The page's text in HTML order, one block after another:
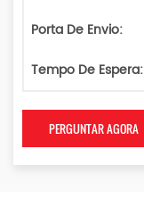
Porta De Envio:
Tempo De Espera:
PERGUNTAR AGORA